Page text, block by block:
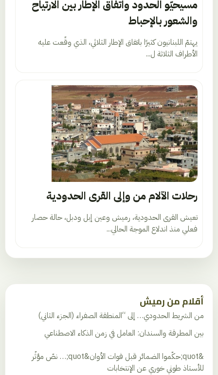
مسيحيّو الحدود واتفاق الإطار بين الارتياح
والشعور بالإحباط
يهتمّ اللبنانيون كثيرًا باتفاق الإطار الثلاثي، الذي وقّعت عليه
الأطراف الثلاثة ل...
رحلات الآلام من وإلى القرى الحدودية
تعيش القرى الحدودية، رميش وعين إبل ودبل، حالة حصار
فعلي منذ اندلاع الموجة الحالي...
أقلام من رميش
من الشريط الحدودي… إلى “المنطقة الصفراء (الجزء الثاني)
بين المطرقة والسندان: العامل في زمن الذكاء الاصطناعي
&quot;حكّموا الضمائر قبل فوات الأوان&quot;… نصّ مؤثّر
للأستاذ طوني خوري عن الإنتخابات